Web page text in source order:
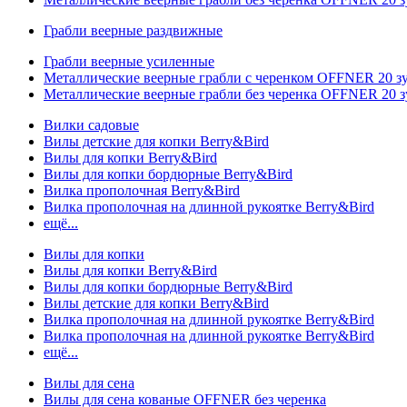
Грабли веерные раздвижные
Грабли веерные усиленные
Металлические веерные грабли с черенком OFFNER 20
Металлические веерные грабли без черенка OFFNER 20
Вилки садовые
Вилы детские для копки Berry&Bird
Вилы для копки Berry&Bird
Вилы для копки бордюрные Berry&Bird
Вилка прополочная Berry&Bird
Вилка прополочная на длинной рукоятке Berry&Bird
ещё...
Вилы для копки
Вилы для копки Berry&Bird
Вилы для копки бордюрные Berry&Bird
Вилы детские для копки Berry&Bird
Вилка прополочная на длинной рукоятке Berry&Bird
Вилка прополочная на длинной рукоятке Berry&Bird
ещё...
Вилы для сена
Вилы для сена кованые OFFNER без черенка